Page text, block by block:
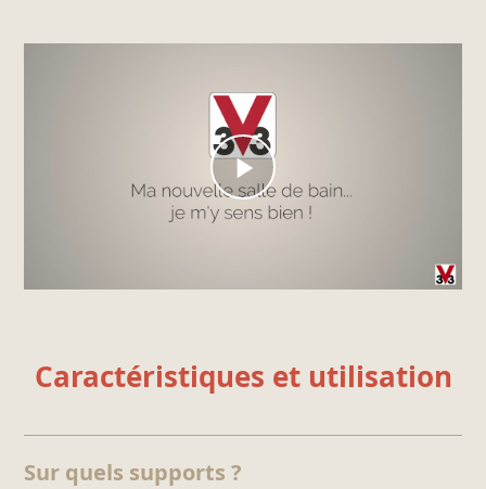
Caractéristiques et utilisation
Sur quels supports ?